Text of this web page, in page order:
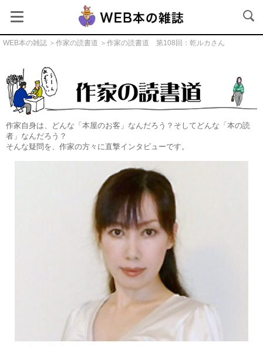
WEB本の雑誌 ＞ 作家の読書道 ＞作家の読書道 第108回：乾ルカさん
作家の読書道
作家自身は、どんな「本屋のお客」なんだろう？そしてどんな「本の読
者」なんだろう？
そんな疑問を、作家の方々に直撃インタビューです。